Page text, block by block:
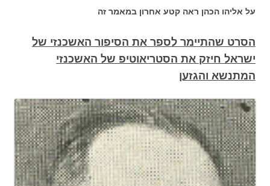
על אליהו הכהן ראה קטע אחרון במאמר זה
הסרט שהתיימר לספר את הסיפור האשכנזי של
ישראל חיזק את הסטריאוטיפ של האשכנזי
המתנשא והגזען